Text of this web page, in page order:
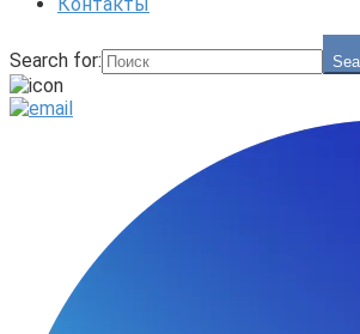
Search for: